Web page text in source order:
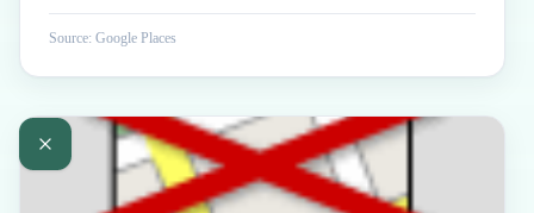
Source: Google Places